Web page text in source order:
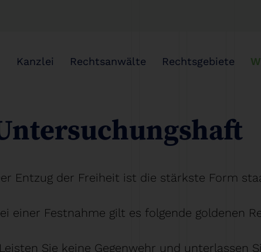
Kanzlei Rechtsanwälte Rechtsgebiete
Entzug der Freiheit ist die stärkste Form
einer Festnahme gilt es folgende goldenen
Leisten Sie keine Gegenwehr und unterlassen